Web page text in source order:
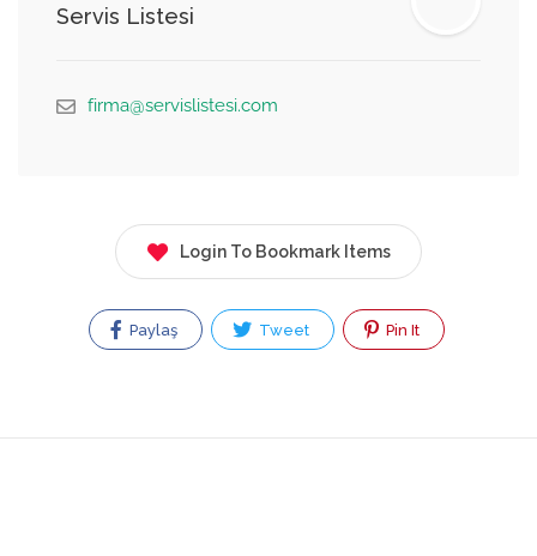
Servis Listesi
firma@servislistesi.com
Login To Bookmark Items
Paylaş Tweet Pin It